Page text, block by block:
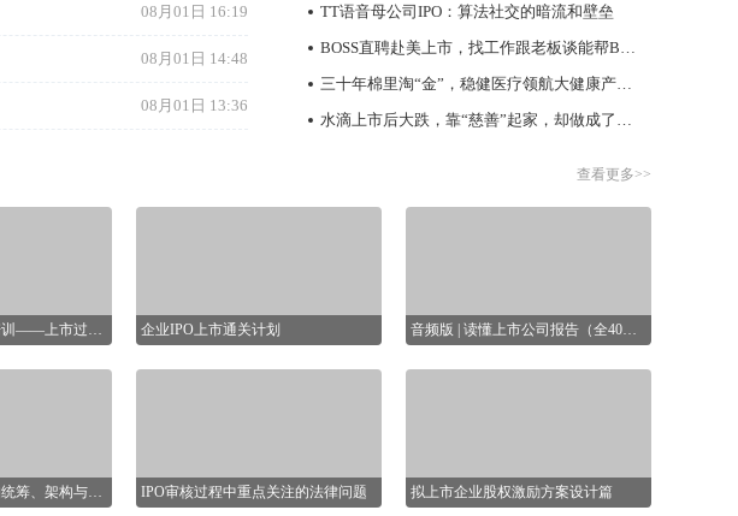
香港中华总商会倡五年规划设四大愿景
化龙头 业绩稳增
08-07
【异动股】医疗研发外包板块拉升，毕得医药
08-07
【IPO追踪】剑桥科技（06166.HK）大涨超
08月01日 16:19
08月01日 14:48
08月01日 13:36
TT语音母公司IPO：算法社交的暗流和壁垒
BOSS直聘赴美上市，找工作跟老板谈能帮BOSS直聘走多远？
三十年棉里淘“金”，稳健医疗领航大健康产业新格局
水滴上市后大跌，靠“慈善”起家，却做成了保险生意
查看更多>>
科创板拟上市企业培训——上市过程问题解决：科创板上市的法律事务 企业IPO上市通关计划 音频版 | 读懂上市公司报告（全40节）
人们往往以为上市公司报告就是一些
中国企业香港上市的统筹、架构与实施 IPO审核过程中重点关注的法律问题 拟上市企业股权激励方案设计篇